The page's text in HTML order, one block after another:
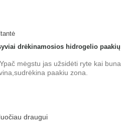
drėkinamosios hidrogelio paakių
mėgstu jas užsidėti ryte kai buna
paakiu zona.
draugui